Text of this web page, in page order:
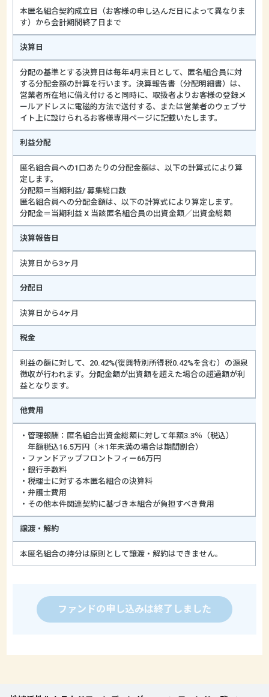
本匿名組合契約成立日（お客様の申し込んだ日によって異なりま
す）から会計期間終了日まで
決算日
分配の基準とする決算日は毎年4月末日として、匿名組合員に対
する分配金額の計算を行います。決算報告書（分配明細書）は、
営業者所在地に備え付けると同時に、取扱者よりお客様の登録メ
ールアドレスに電磁的方法で送付する、または営業者のウェブサ
イト上に設けられるお客様専用ページに記載いたします。
利益分配
匿名組合員への1口あたりの分配金額は、以下の計算式により算
定します。
分配額＝当期利益/ 募集総口数
匿名組合員への分配金額は、以下の計算式により算定します。
分配金＝当期利益 X 当該匿名組合員の出資金額／出資金総額
決算報告日
決算日から3ヶ月
分配日
決算日から4ヶ月
税金
利益の額に対して、20.42%(復興特別所得税0.42%を含む）の源泉
徴収が行われます。分配金額が出資額を超えた場合の超過額が利
益となります。
他費用
・管理報酬：匿名組合出資金総額に対して年額3.3％（税込）
年額税込16.5万円（＊1年未満の場合は期間割合）
・ファンドアップフロントフィー66万円
・銀行手数料
・税理士に対する本匿名組合の決算料
・弁護士費用
・その他本件関連契約に基づき本組合が負担すべき費用
譲渡・解約
本匿名組合の持分は原則として譲渡・解約はできません。
ファンドの申し込みは終了しました